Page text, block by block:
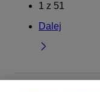
1 z 51
Dalej